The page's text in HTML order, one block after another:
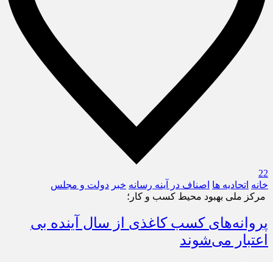
22
خانه اتحادیه ها اصناف در آینه رسانه خبر دولت و مجلس
مرکز ملی بهبود محیط کسب و کار؛
پروانه‌های کسب کاغذی از سال آینده بی
اعتبار می‌شوند